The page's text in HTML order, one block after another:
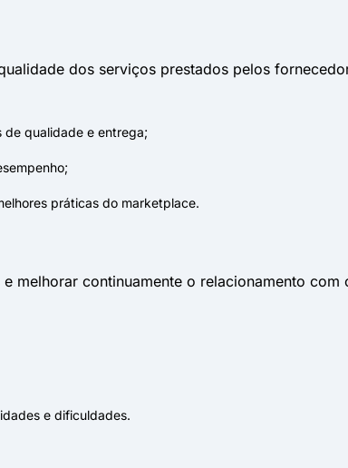
dos serviços prestados pelos
de qualidade e entrega;
práticas do marketplace.
melhorar continuamente o relacionamento com
e dificuldades.